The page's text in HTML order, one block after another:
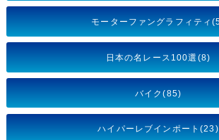
モーターファングラフィティ
日本の名レース100選(8)
バイク(85)
ハイパーレブインポート(23)